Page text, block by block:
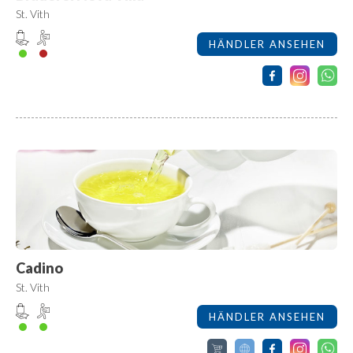
St. Vith
HÄNDLER ANSEHEN
Cadino
St. Vith
HÄNDLER ANSEHEN